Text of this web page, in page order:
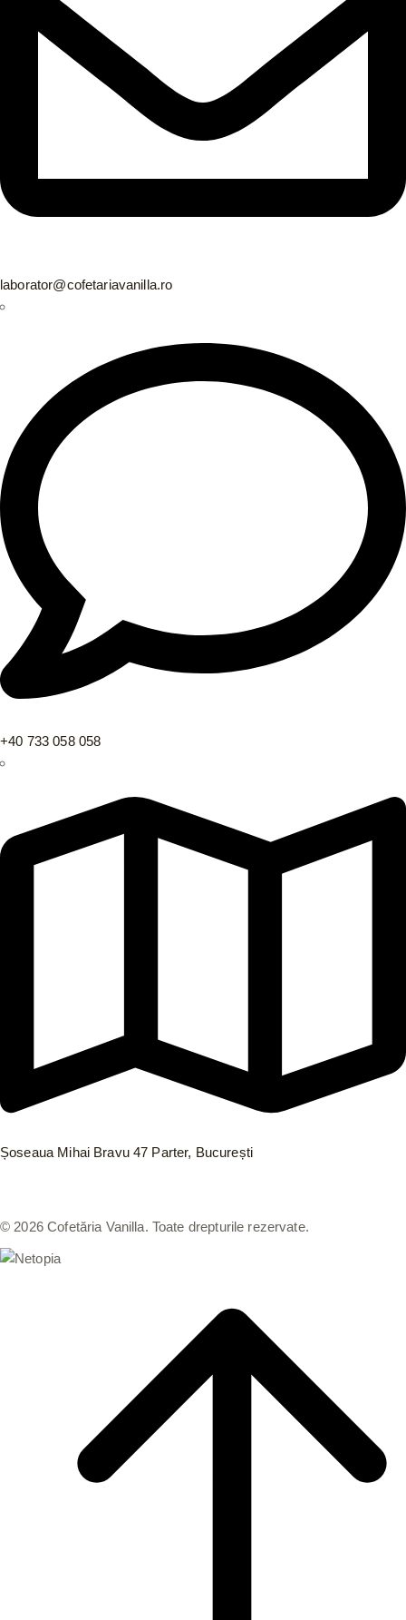
laborator@cofetariavanilla.ro
+40 733 058 058
Șoseaua Mihai Bravu 47 Parter, București
© 2026 Cofetăria Vanilla. Toate drepturile rezervate.